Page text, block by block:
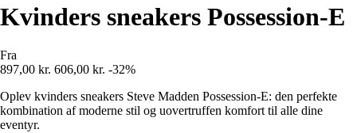
Kvinders sneakers Possession-E
Fra
897,00 kr. 606,00 kr. -32%
Oplev kvinders sneakers Steve Madden Possession-E: den perfekte
kombination af moderne stil og uovertruffen komfort til alle dine
eventyr.